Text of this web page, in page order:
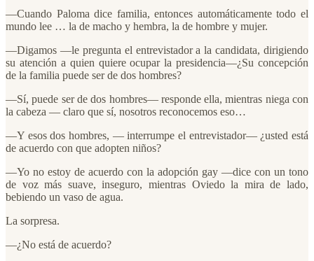
—Cuando Paloma dice familia, entonces automáticamente todo el
mundo lee … la de macho y hembra, la de hombre y mujer.
—Digamos —le pregunta el entrevistador a la candidata, dirigiendo
su atención a quien quiere ocupar la presidencia—¿Su concepción
de la familia puede ser de dos hombres?
—Sí, puede ser de dos hombres— responde ella, mientras niega con
la cabeza — claro que sí, nosotros reconocemos eso…
—Y esos dos hombres, — interrumpe el entrevistador— ¿usted está
de acuerdo con que adopten niños?
—Yo no estoy de acuerdo con la adopción gay —dice con un tono
de voz más suave, inseguro, mientras Oviedo la mira de lado,
bebiendo un vaso de agua.
La sorpresa.
—¿No está de acuerdo?